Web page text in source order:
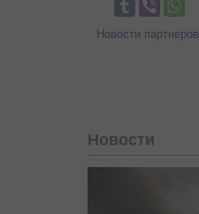
Новости партнеров
Новости